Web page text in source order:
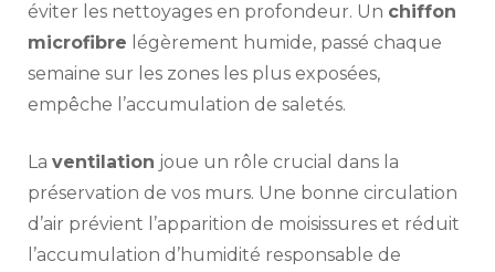
éviter les nettoyages en profondeur. Un chiffon
microfibre légèrement humide, passé chaque
semaine sur les zones les plus exposées,
empêche l’accumulation de saletés.
La ventilation joue un rôle crucial dans la
préservation de vos murs. Une bonne circulation
d’air prévient l’apparition de moisissures et réduit
l’accumulation d’humidité responsable de